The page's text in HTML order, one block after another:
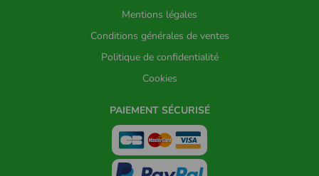
Mentions légales
Conditions générales de ventes
Politique de confidentialité
Cookies
PAIEMENT SÉCURISÉ